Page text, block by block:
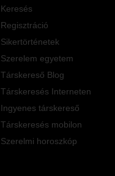
Keresés
Regisztráció
Sikertörténetek
Szerelem egyetem
Társkereső Blog
Társkeresés Interneten
Ingyenes társkereső
Társkeresés mobilon
Szerelmi horoszkóp